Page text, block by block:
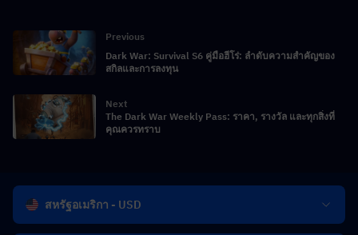
Previous
Dark War: Survival S6 คู่มือฮีโร่: ลำดับความสำคัญของ
สกิลและการลงทุน
Next
The Dark War Weekly Pass: ราคา, รางวัล และทุกสิ่งที่
คุณควรทราบ
สหรัฐอเมริกา - USD